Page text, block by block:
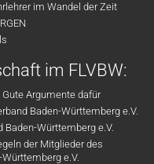
im Wandel der Zeit
im FLVBW:
Argumente dafür
Baden-Württemberg e.V.
Baden-Württemberg e.V.
der Mitglieder des
e.V.